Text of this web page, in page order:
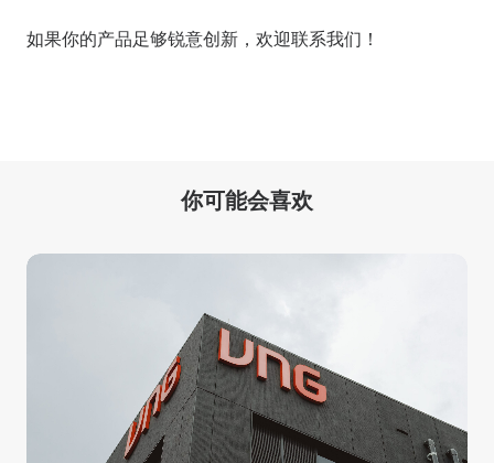
如果你的产品足够锐意创新，欢迎联系我们 ！
你可能会喜欢